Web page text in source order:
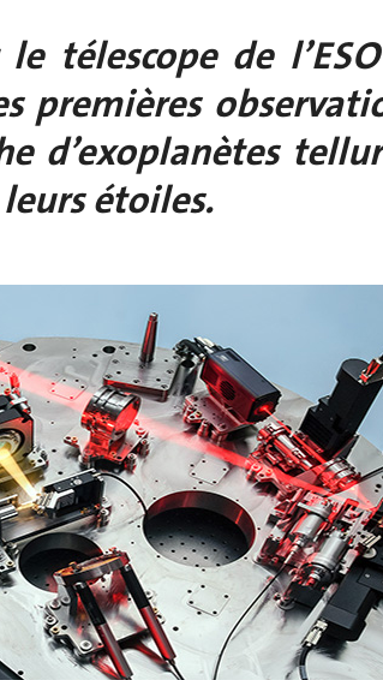
télescope de
premières
d’exoplanètes
étoiles.